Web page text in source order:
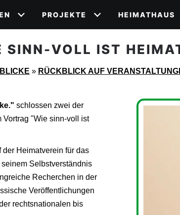
PROJEKTE HEIMATHAUS
SINN-VOLL IST
» RÜCKBLICK AUF
schlossen zwei der
"Wie sinn-voll ist
Heimatverein für das
Selbstverständnis
Recherchen in der
Veröffentlichungen
rechtsnationalen bis